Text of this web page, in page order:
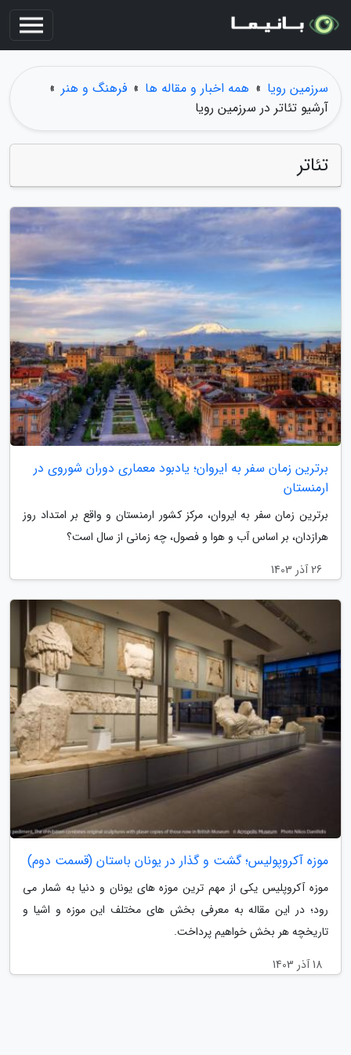
سرزمین رویا » همه اخبار و مقاله ها » فرهنگ و هنر »
آرشیو تئاتر در سرزمین رویا
تئاتر
برترین زمان سفر به ایروان؛ یادبود معماری دوران شوروی در
ارمنستان
برترین زمان سفر به ایروان، مرکز کشور ارمنستان و واقع بر امتداد روز
هرازدان، بر اساس آب و هوا و فصول، چه زمانی از سال است؟
26 آذر 1403
موزه آکروپولیس؛ گشت و گذار در یونان باستان (قسمت دوم)
موزه آکروپلیس یکی از مهم ترین موزه های یونان و دنیا به شمار می
رود؛ در این مقاله به معرفی بخش های مختلف این موزه و اشیا و
تاریخچه هر بخش خواهیم پرداخت.
18 آذر 1403